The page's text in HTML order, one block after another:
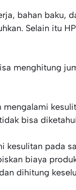
bahan baku,
Selain itu
menghitung
bisa
kesulitan pada
biaya
dihitung